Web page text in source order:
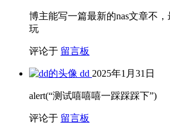
博主能写一篇最新的nas文章不
玩
评论于 留言板
dd 2025年1月31日
alert(“测试嘻嘻嘻一踩踩踩下”)
评论于 留言板